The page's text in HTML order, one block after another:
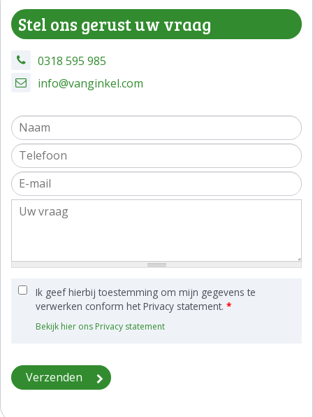
Stel ons gerust uw vraag
0318 595 985
info@vanginkel.com
Ik geef hierbij toestemming om mijn gegevens te
verwerken conform het Privacy statement. *
Bekijk hier ons Privacy statement